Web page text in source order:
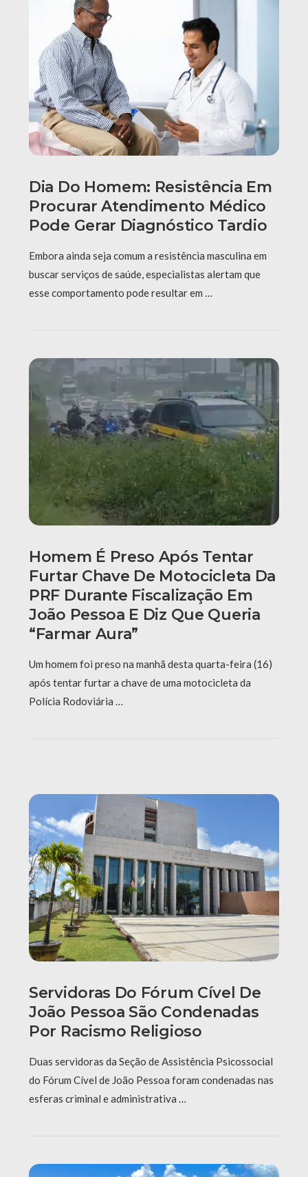
Dia Do Homem: Resistência Em
Procurar Atendimento Médico
Pode Gerar Diagnóstico Tardio
Embora ainda seja comum a resistência masculina em
buscar serviços de saúde, especialistas alertam que
esse comportamento pode resultar em …
Homem É Preso Após Tentar
Furtar Chave De Motocicleta Da
PRF Durante Fiscalização Em
João Pessoa E Diz Que Queria
“farmar Aura”
Um homem foi preso na manhã desta quarta-feira (16)
após tentar furtar a chave de uma motocicleta da
Polícia Rodoviária …
Servidoras Do Fórum Cível De
João Pessoa São Condenadas
Por Racismo Religioso
Duas servidoras da Seção de Assistência Psicossocial
do Fórum Cível de João Pessoa foram condenadas nas
esferas criminal e administrativa …